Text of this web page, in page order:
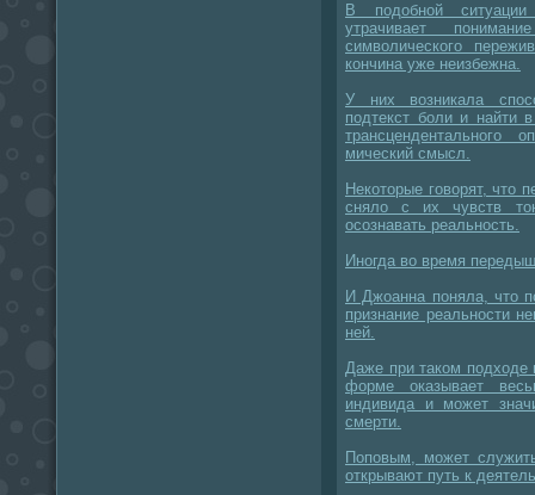
В подобной
утрачивает
символического
кончина уже неизбежна.
У них возникала
подтекст боли и найти
трансцендентального
мический смысл.
Некоторые говорят, что
сняло с их чувств
осознавать реальность.
Иногда во время
И Джоанна поняла, что
признание реальности
ней.
Даже при таком подходе
форме оказывает
индивида и может
смерти.
Поповым, может
открывают путь к